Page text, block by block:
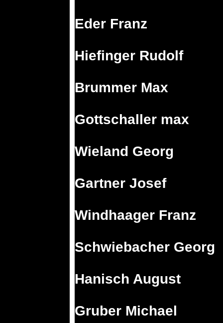
Eder Franz
Hiefinger Rudolf
Brummer Max
Gottschaller max
Wieland Georg
Gartner Josef
Windhaager Franz
Schwiebacher Georg
Hanisch August
Gruber Michael